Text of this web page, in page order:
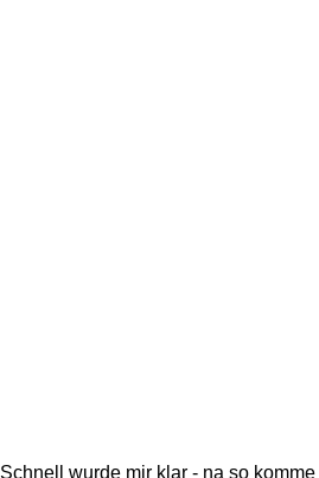
Schnell wurde mir klar - na so